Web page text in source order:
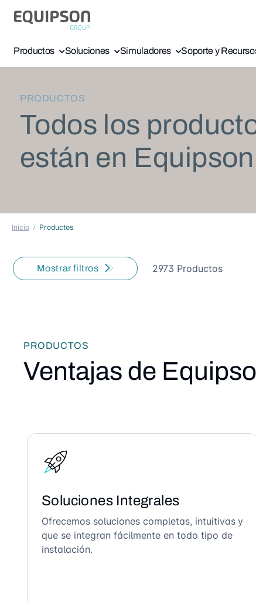
Productos Soluciones Simuladores Soporte y
PRODUCTOS
Todos los
están en Equipson
Inicio Productos
Mostrar filtros 2973 Productos
PRODUCTOS
Ventajas de
Soluciones Integrales
Ofrecemos soluciones completas, intuitivas y
que se integran fácilmente en todo tipo de
instalación.